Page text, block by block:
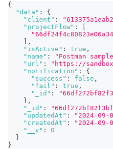
{
"data" :
{
"client" :
"projectFlow" :
[
] ,
"isActive" : true ,
"name" : "Postman
"url" :
"https://
"notification" :
{
"success" : false ,
"fail" : true ,
"_id" :
} ,
"_id" :
"updatedAt" : "2024-09-
"createdAt" : "2024-09-
"__v" :
0
}
}